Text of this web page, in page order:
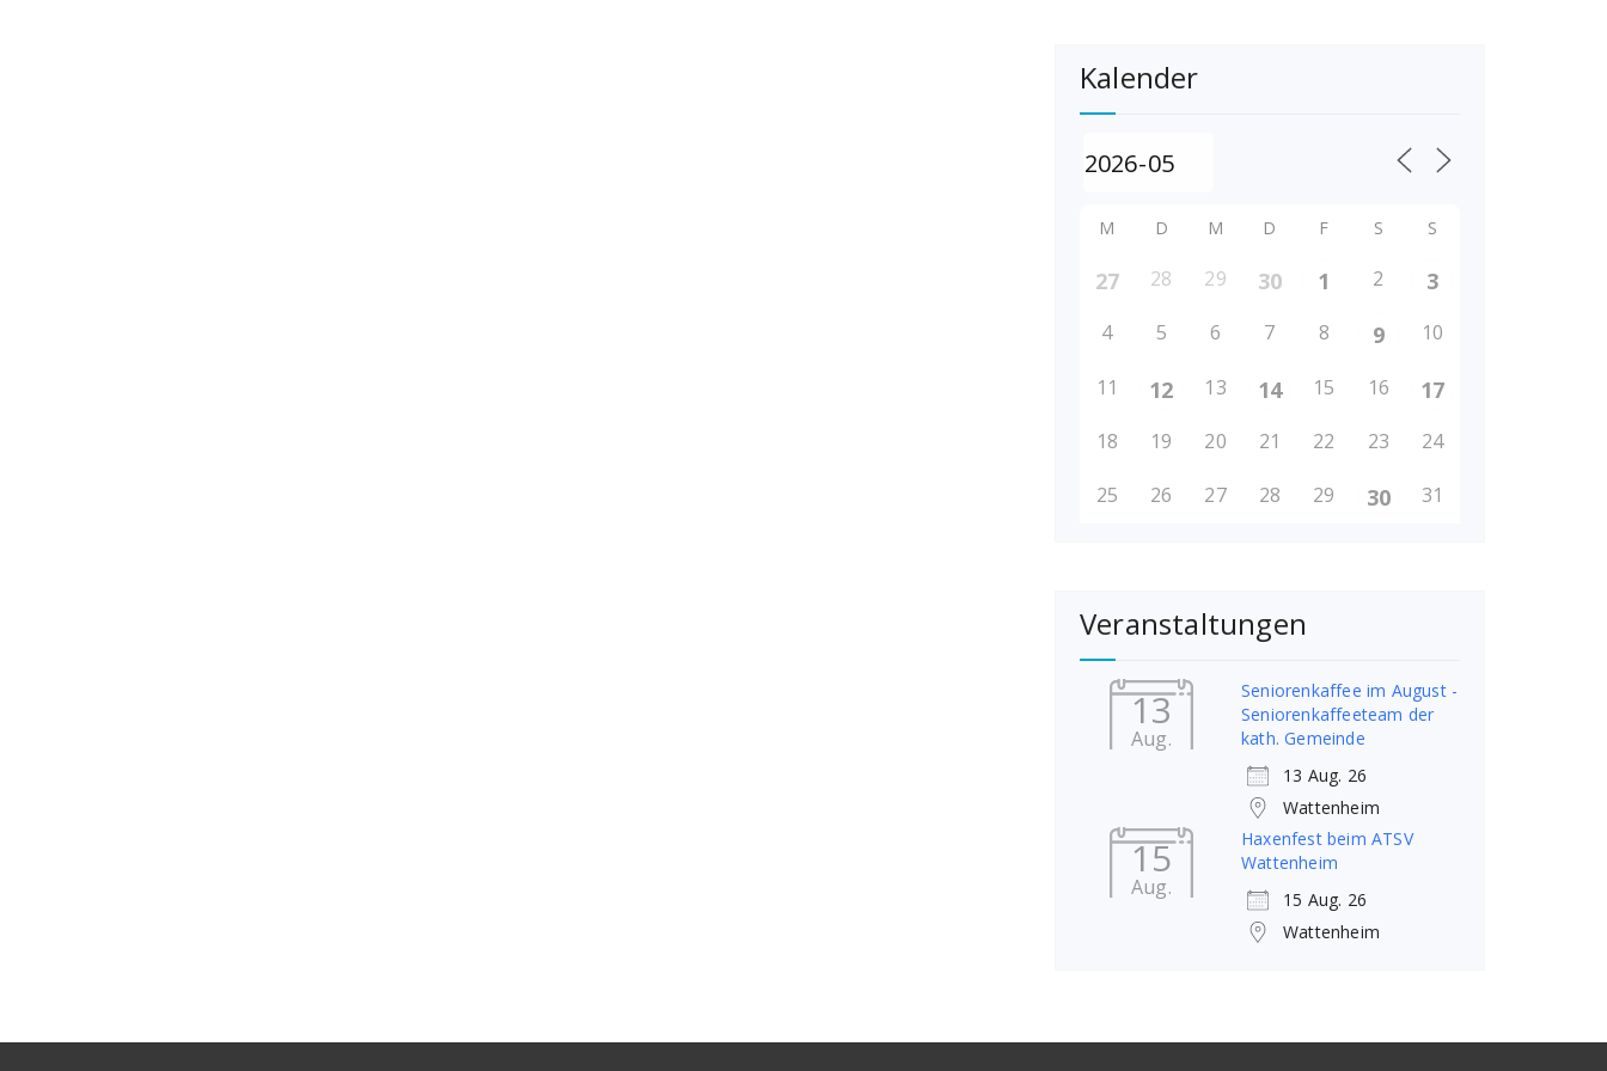
Kalender
M D M D F S S
27 28 29 30 1 2 3
4 5 6 7 8 9 10
11 12 13 14 15 16 17
18 19 20 21 22 23 24
25 26 27 28 29 30 31
Veranstaltungen
13
Aug.
Seniorenkaffee im August -
Seniorenkaffeeteam der
kath. Gemeinde
13 Aug. 26
Wattenheim
15
Aug.
Haxenfest beim ATSV
Wattenheim
15 Aug. 26
Wattenheim